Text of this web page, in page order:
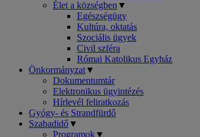
Élet a községben ▼
Egészségügy
Kultúra, oktatás
Szociális ügyek
Civil szféra
Római Katolikus Egyház
Önkormányzat▼
Dokumentumtár
Elektronikus ügyintézés
Hírlevél feliratkozás
Gyógy- és Strandfürdő
Szabadidő▼
Programok▼